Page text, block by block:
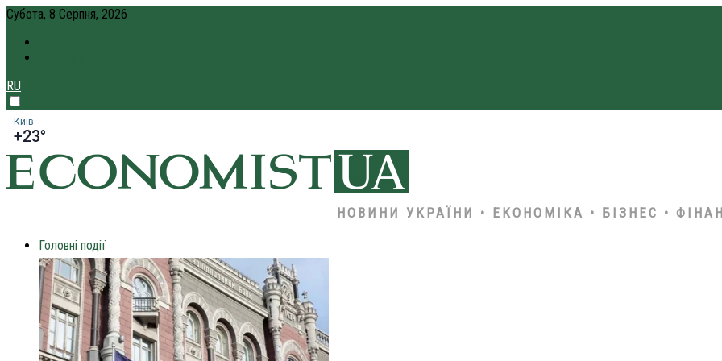
Субота, 8 Серпня, 2026
RU
Київ
+23°
НОВИНИ УКРАЇНИ • ЕКОНОМІКА • БІЗНЕС •
Головні події